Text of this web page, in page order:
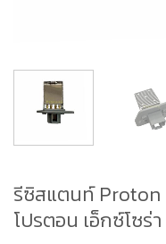
รีซิสแตนท์ Proton
โปรตอน เอ็กซ์โซร่